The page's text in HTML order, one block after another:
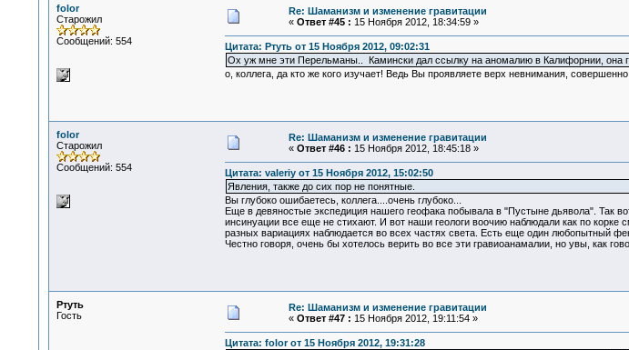
folor
Старожил
Сообщений: 554
Re: Шаманизм и изменение гравитации
« Ответ #45 : 15 Ноября 2012, 18:34:59 »
Цитата: Ртуть от 15 Ноября 2012, 09:02:31
Ох уж мне эти Перельманы.. Камински дал ссылку на аномалию в Калифорнии, она
о, коллега, да кто же кого изучает! Ведь Вы проявляете верх невнимания, совершенно
folor
Старожил
Сообщений: 554
Re: Шаманизм и изменение гравитации
« Ответ #46 : 15 Ноября 2012, 18:45:18 »
Цитата: valeriy от 15 Ноября 2012, 15:02:50
Явления, также до сих пор не понятные.
Вы глубоко ошибаетесь, коллега....очень глубоко...
Еще в девяностые экспедиция нашего геофака побывала в "Пустыне дьявола". Так
инсинуации все еще не стихают. И вот наши геологи воочию наблюдали как по корке
разных вариациях наблюдается во всех частях света. Есть еще один любопытный
Честно говоря, очень бы хотелось верить во все эти гравиоанамалии, но увы, как
Ртуть
Гость
Re: Шаманизм и изменение гравитации
« Ответ #47 : 15 Ноября 2012, 19:11:54 »
Цитата: folor от 15 Ноября 2012, 19:31:28